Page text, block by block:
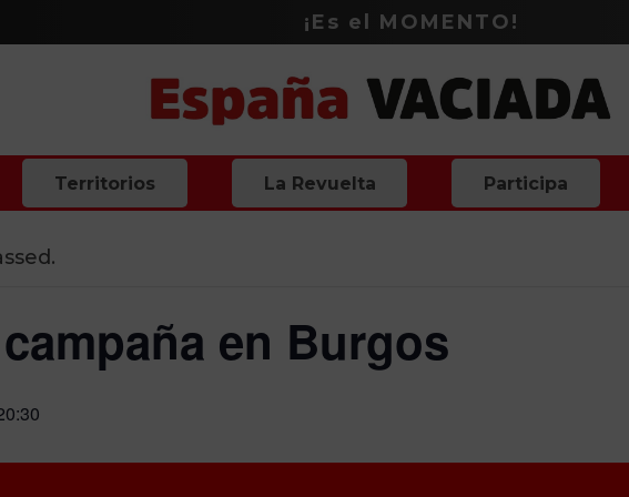
¡Es el MOMENTO!
Territorios La Revuelta Participa
en Burgos